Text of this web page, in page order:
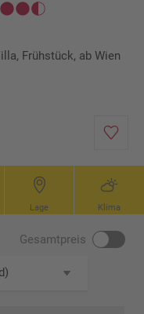
Frühstück, ab Wien
Lage Klima
Gesamtpreis